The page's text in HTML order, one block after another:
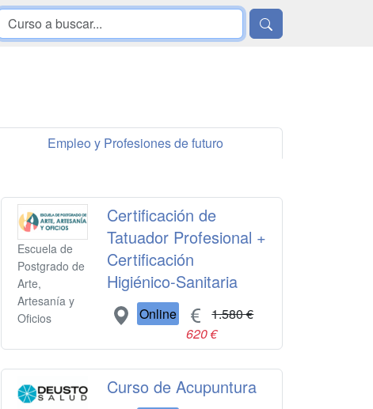
Empleo y Profesiones de futuro
Escuela de
Postgrado de
Arte,
Artesanía y
Oficios
Certificación de
Tatuador Profesional +
Certificación
Higiénico-Sanitaria
Online
1.580 €
620 €
Curso de Acupuntura